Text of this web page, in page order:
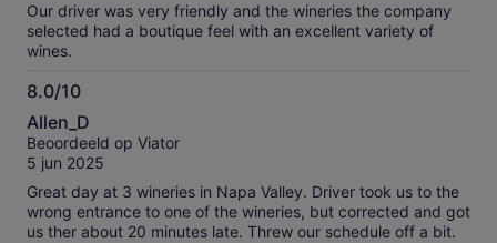
Our driver was very friendly and the wineries the company
selected had a boutique feel with an excellent variety of
wines.
8.0/10
8.0
van
10
Allen_D
Beoordeeld op Viator
5 jun 2025
Great day at 3 wineries in Napa Valley. Driver took us to the
wrong entrance to one of the wineries, but corrected and got
us ther about 20 minutes late. Threw our schedule off a bit.